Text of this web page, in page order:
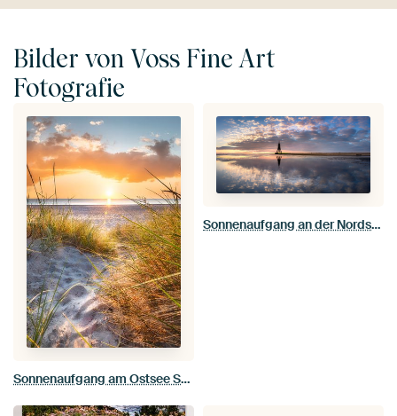
Bilder von Voss Fine Art
Fotografie
Sonnenaufgang am Ostsee Strand.
Sonnenaufgang an der Nordsee bei Cuxhaven